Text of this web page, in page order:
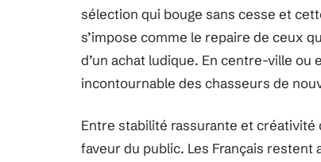
sélection qui bouge sans cesse et
s’impose comme le repaire de ceux
d’un achat ludique. En centre-ville ou
incontournable des chasseurs de
Entre stabilité rassurante et
faveur du public. Les Français